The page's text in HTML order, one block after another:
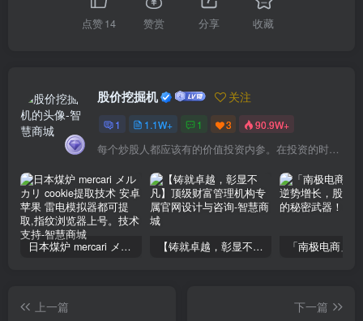
点赞14 赞赏 分享 收藏
股价挖掘机 关注
1 1.1W+ 1 3 90.9W+
每个炒股人都应该有的价值投资内参。在投资的时候，我们把自己看成是企业分析师——而不是市场分析师，也不是宏观经济分析师，更不是证券分析师。
日本煤炉 mercari メルカリ cookie提取技术 安卓 苹果 雷电模拟器都可提取,指纹浏览器上号。技术支持 【铸就卓越，彰显不凡】顶级财富管理机构专属官网设计与咨询
上一篇
下一篇